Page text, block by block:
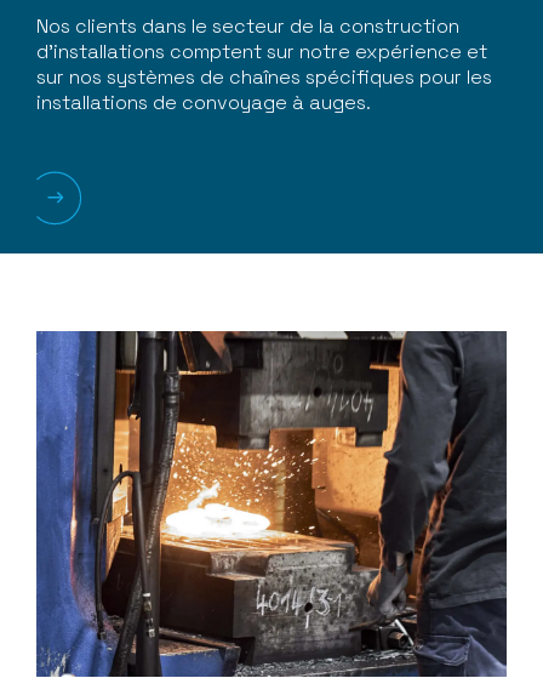
Nos clients dans le secteur de la construction
d’installations comptent sur notre expérience et
sur nos systèmes de chaînes spécifiques pour les
installations de convoyage à auges.